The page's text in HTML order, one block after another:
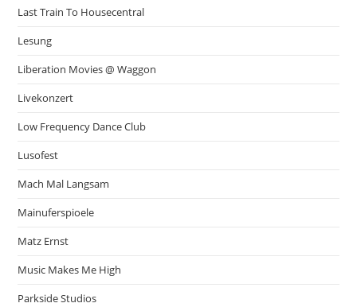
Last Train To Housecentral
Lesung
Liberation Movies @ Waggon
Livekonzert
Low Frequency Dance Club
Lusofest
Mach Mal Langsam
Mainuferspioele
Matz Ernst
Music Makes Me High
Parkside Studios